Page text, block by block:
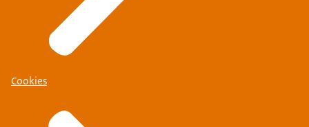
Cookies